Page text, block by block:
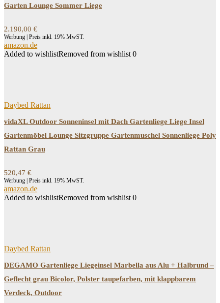
Garten Lounge Sommer Liege
2.190,00 €
Werbung | Preis inkl. 19% MwST.
amazon.de
Added to wishlistRemoved from wishlist 0
Daybed Rattan
vidaXL Outdoor Sonneninsel mit Dach Gartenliege Liege Insel
Gartenmöbel Lounge Sitzgruppe Gartenmuschel Sonnenliege Poly
Rattan Grau
520,47 €
Werbung | Preis inkl. 19% MwST.
amazon.de
Added to wishlistRemoved from wishlist 0
Daybed Rattan
DEGAMO Gartenliege Liegeinsel Marbella aus Alu + Halbrund –
Geflecht grau Bicolor, Polster taupefarben, mit klappbarem
Verdeck, Outdoor